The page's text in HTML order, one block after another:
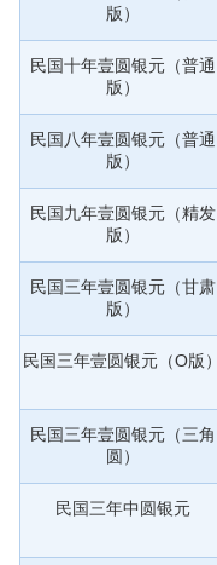
版）
民国十年壹圆银元（普通
版）
民国八年壹圆银元（普通
版）
民国九年壹圆银元（精发
版）
民国三年壹圆银元（甘肃
版）
民国三年壹圆银元（O版）
民国三年壹圆银元（三角
圆）
民国三年中圆银元